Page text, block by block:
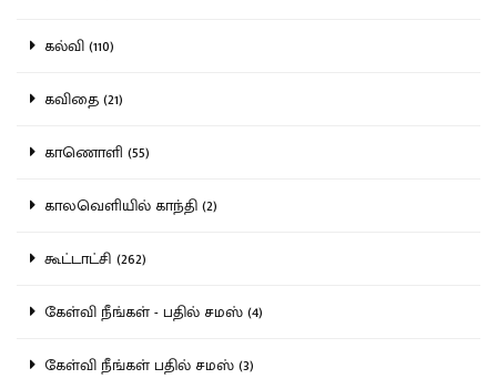
கல்வி (110)
கவிதை (21)
காணொளி (55)
காலவெளியில் காந்தி (2)
கூட்டாட்சி (262)
கேள்வி நீங்கள் - பதில் சமஸ் (4)
கேள்வி நீங்கள் பதில் சமஸ் (3)